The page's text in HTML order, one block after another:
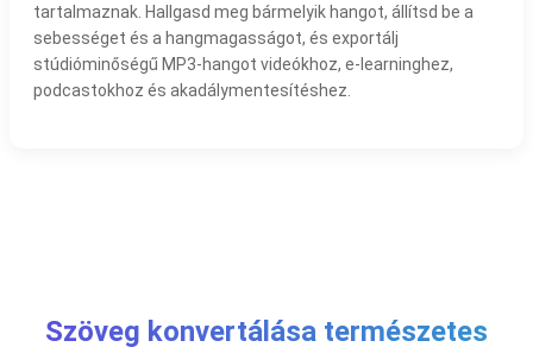
tartalmaznak. Hallgasd meg bármelyik hangot, állítsd be a
sebességet és a hangmagasságot, és exportálj
stúdióminőségű MP3-hangot videókhoz, e-learninghez,
podcastokhoz és akadálymentesítéshez.
Szöveg konvertálása természetes